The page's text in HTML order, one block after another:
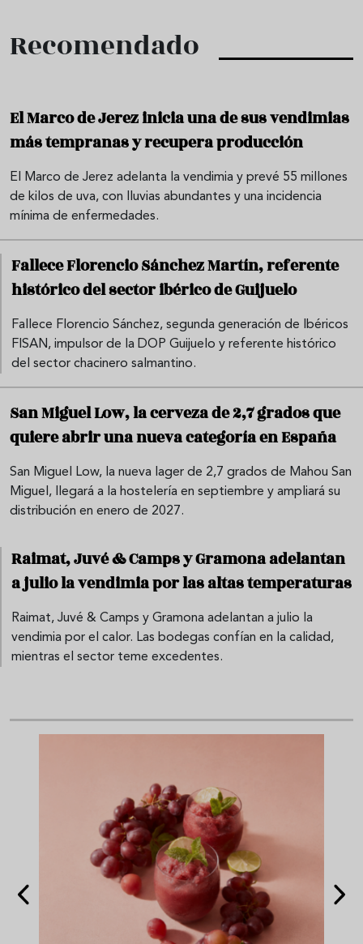
Recomendado
El Marco de Jerez inicia una de sus vendimias
más tempranas y recupera producción
El Marco de Jerez adelanta la vendimia y prevé 55 millones
de kilos de uva, con lluvias abundantes y una incidencia
mínima de enfermedades.
Fallece Florencio Sánchez Martín, referente
histórico del sector ibérico de Guijuelo
Fallece Florencio Sánchez, segunda generación de Ibéricos
FISAN, impulsor de la DOP Guijuelo y referente histórico
del sector chacinero salmantino.
San Miguel Low, la cerveza de 2,7 grados que
quiere abrir una nueva categoría en España
San Miguel Low, la nueva lager de 2,7 grados de Mahou San
Miguel, llegará a la hostelería en septiembre y ampliará su
distribución en enero de 2027.
Raimat, Juvé & Camps y Gramona adelantan
a julio la vendimia por las altas temperaturas
Raimat, Juvé & Camps y Gramona adelantan a julio la
vendimia por el calor. Las bodegas confían en la calidad,
mientras el sector teme excedentes.